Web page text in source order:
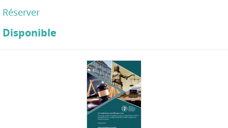
Réserver
Disponible